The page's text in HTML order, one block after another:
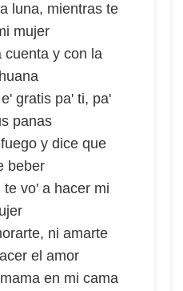
luna, mientras te
mujer
cuenta y con la
gratis pa' ti, pa'
panas
y dice que
beber
te vo' a hacer mi
ni amarte
el amor
en mi cama